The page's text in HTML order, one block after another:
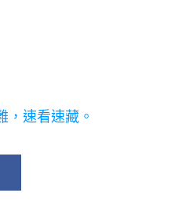
，速看速藏。